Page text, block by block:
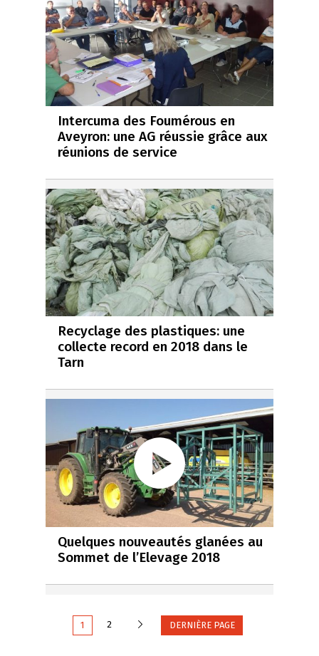
Intercuma des Foumérous en
Aveyron: une AG réussie grâce aux
réunions de service
Recyclage des plastiques: une
collecte record en 2018 dans le
Tarn
Quelques nouveautés glanées au
Sommet de l’Elevage 2018
1 2 SuivanteDERNIÈRE PAGE